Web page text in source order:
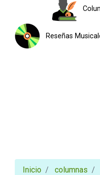
Reseñas
Inicio columnas